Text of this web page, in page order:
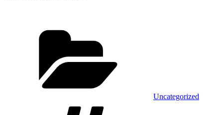
Uncategorized